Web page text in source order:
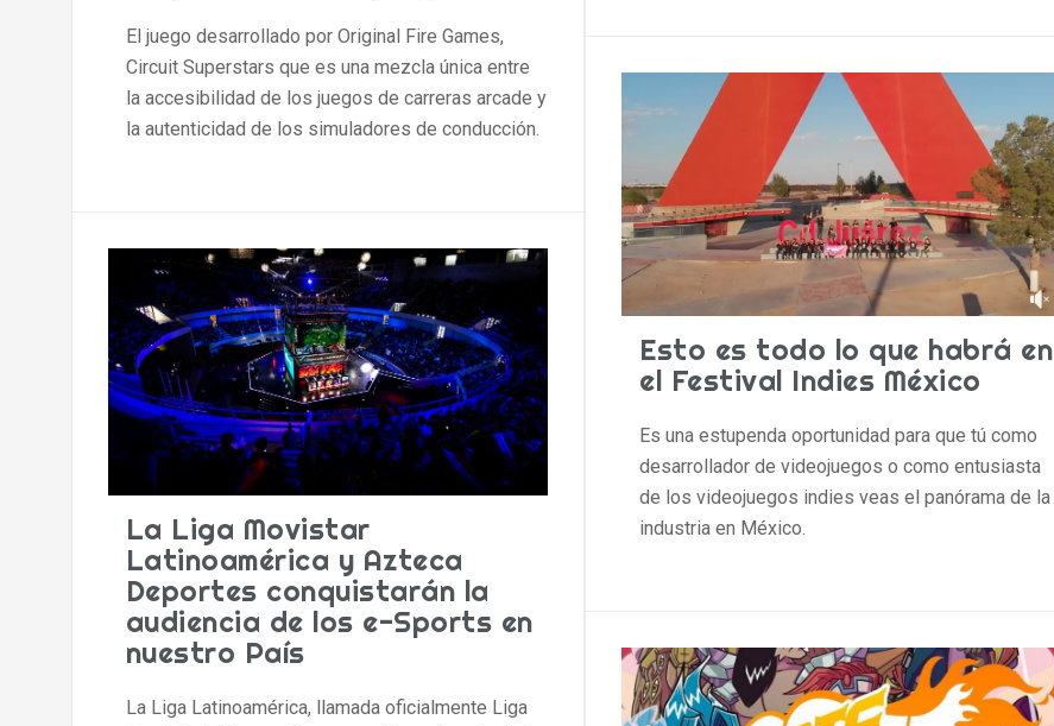
El juego desarrollado por Original Fire Games,
Circuit Superstars que es una mezcla única entre
la accesibilidad de los juegos de carreras arcade y
la autenticidad de los simuladores de conducción.
Esto es todo lo que habrá en
el Festival Indies México
Es una estupenda oportunidad para que tú como
desarrollador de videojuegos o como entusiasta
de los videojuegos indies veas el panórama de la
industria en México.
La Liga Movistar
Latinoamérica y Azteca
Deportes conquistarán la
audiencia de los e-Sports en
nuestro País
La Liga Latinoamérica​, llamada oficialmente Liga